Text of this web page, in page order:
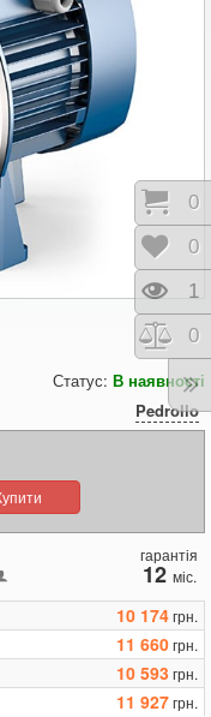
Статус: В наявності
Pedrollo
Купити
гарантія
12 міс.
10 174грн.
11 660грн.
10 593грн.
11 927грн.
0
0
1
0